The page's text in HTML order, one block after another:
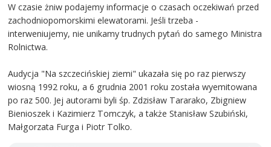
W czasie żniw podajemy informacje o czasach oczekiwań przed
zachodniopomorskimi elewatorami. Jeśli trzeba -
interweniujemy, nie unikamy trudnych pytań do samego Ministra
Rolnictwa.
Audycja "Na szczecińskiej ziemi" ukazała się po raz pierwszy
wiosną 1992 roku, a 6 grudnia 2001 roku została wyemitowana
po raz 500. Jej autorami byli śp. Zdzisław Tararako, Zbigniew
Bienioszek i Kazimierz Tomczyk, a także Stanisław Szubiński,
Małgorzata Furga i Piotr Tolko.